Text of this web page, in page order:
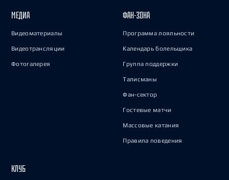
МЕДИА
Видеоматериалы
Видеотрансляции
Фотогалерея
ФАН-ЗОНА
Программа лояльности
Календарь болельщика
Группа поддержки
Талисманы
Фан-сектор
Гостевые матчи
Массовые катания
Правила поведения
КЛУБ